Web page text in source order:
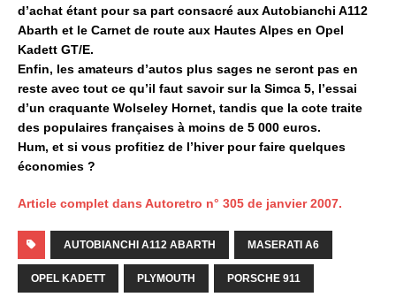
d’achat étant pour sa part consacré aux Autobianchi A112
Abarth et le Carnet de route aux Hautes Alpes en Opel
Kadett GT/E.
Enfin, les amateurs d’autos plus sages ne seront pas en
reste avec tout ce qu’il faut savoir sur la Simca 5, l’essai
d’un craquante Wolseley Hornet, tandis que la cote traite
des populaires françaises à moins de 5 000 euros.
Hum, et si vous profitiez de l’hiver pour faire quelques
économies ?
Article complet dans Autoretro n° 305 de janvier 2007.
AUTOBIANCHI A112 ABARTH MASERATI A6
OPEL KADETT PLYMOUTH PORSCHE 911